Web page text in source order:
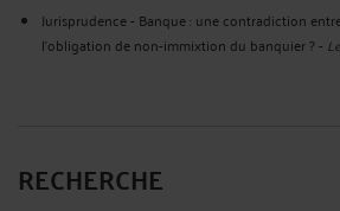
Jurisprudence - Banque : une contradiction
l’obligation de non-immixtion du banquier ?-
RECHERCHE